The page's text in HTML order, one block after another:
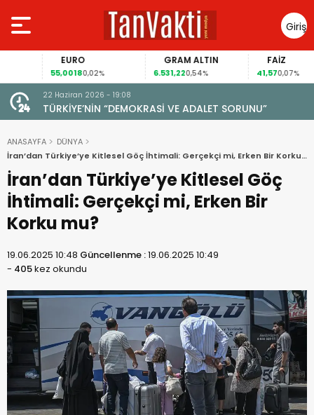
Giriş
Yap
EURO
55,00180,02%
GRAM ALTIN
6.531,220,54%
FAİZ
0,07%
22 Haziran 2026 - 19:08
TÜRKİYE’NİN “DEMOKRASİ VE ADALET SORUNU”
ANASAYFA
DÜNYA
İran’dan Türkiye’ye Kitlesel Göç İhtimali: Gerçekçi mi, Erken Bir Korku
mu?
İran’dan Türkiye’ye Kitlesel Göç
İhtimali: Gerçekçi mi, Erken Bir
Korku mu?
19.06.2025 10:48 Güncellenme :19.06.2025 10:49
- 405kez okundu